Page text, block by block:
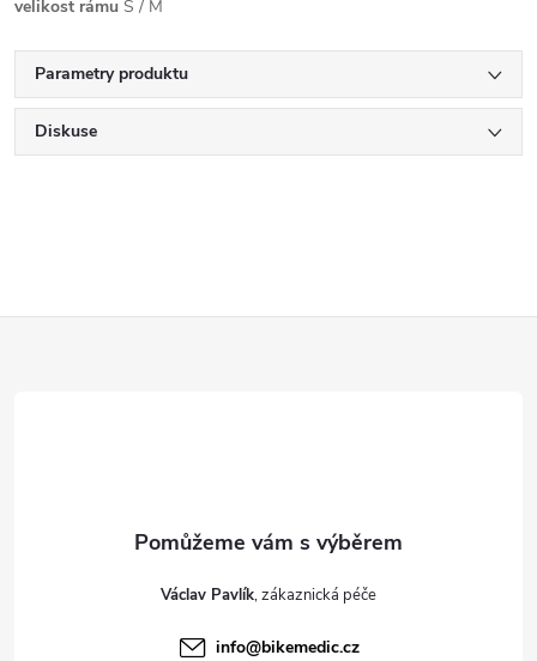
velikost rámu S / M
Parametry produktu
Diskuse
Václav Pavlík
info@bikemedic.cz